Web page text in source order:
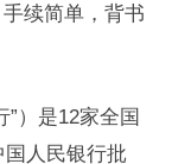
续简单，背书
）是12家全国
人民银行批